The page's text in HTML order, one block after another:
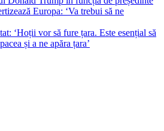
Europa: ‘Va trebui să ne
‘Hoții vor să fure țara. Este esențial să
și a ne apăra țara’